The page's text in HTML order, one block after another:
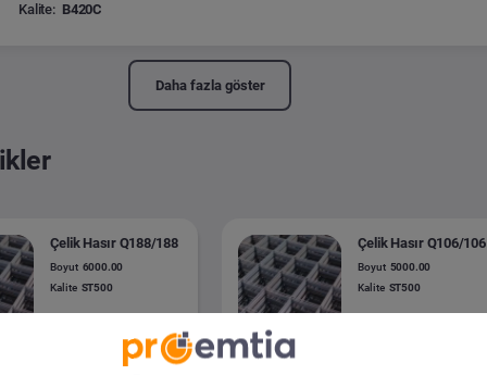
Kalite: B420C
Daha fazla göster
Çelik Hasır Q188/188
Boyut 6000.00
Kalite ST500
Çelik Hasır Q106/106
Boyut 5000.00
Kalite ST500
Onurtaş